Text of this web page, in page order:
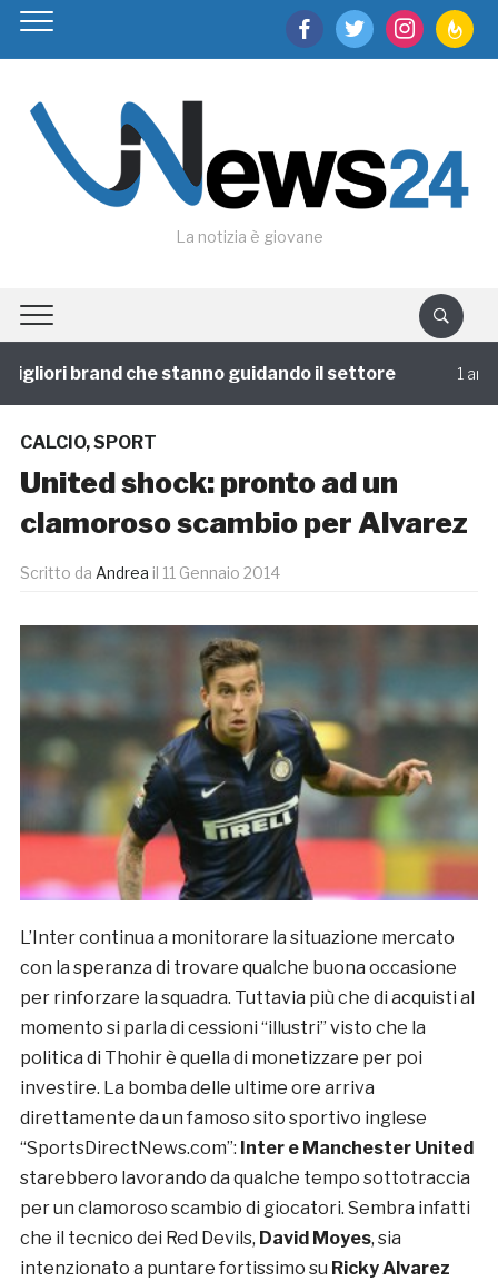
facebooktwitter instagram
La notizia è giovane
brand che stanno guidando il settore 1 annofa
CALCIO,SPORT
United shock: pronto ad un
clamoroso scambio per Alvarez
Scritto da Andrea il 11 Gennaio 2014
L’Inter continua a monitorare la situazione mercato
con la speranza di trovare qualche buona occasione
per rinforzare la squadra. Tuttavia più che di acquisti al
momento si parla di cessioni “illustri” visto che la
politica di Thohir è quella di monetizzare per poi
investire. La bomba delle ultime ore arriva
direttamente da un famoso sito sportivo inglese
“SportsDirectNews.com”: Inter e Manchester United
starebbero lavorando da qualche tempo sottotraccia
per un clamoroso scambio di giocatori. Sembra infatti
che il tecnico dei Red Devils, David Moyes, sia
intenzionato a puntare fortissimo su Ricky Alvarez